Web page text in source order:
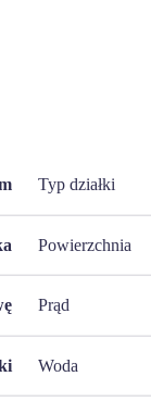
Typ działki
Powierzchnia
Prąd
Woda